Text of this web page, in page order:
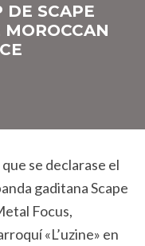
DE SCAPE
se declarase el
gaditana Scape
Focus,
«L’uzine» en